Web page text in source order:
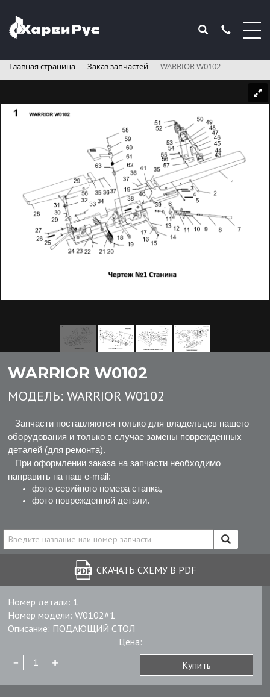
Главная страница Заказ запчастей WARRIOR W0102
WARRIOR W0102
МОДЕЛЬ: WARRIOR W0102
Запчасти поставляются только для владельцев нашего
оборудования и только в случае замены поврежденных
деталей (для ремонта).
При оформлении заказа на запчасти необходимо
направить на наш e-mail:
фото серийного номера станка,
фото поврежденной детали.
СКАЧАТЬ СХЕМУ В PDF
Номер детали: 1
Номер модели: W0102#1
Описание: ПОДАЮЩИЙ СТОЛ
Цена:
Купить